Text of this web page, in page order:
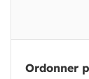
Ordonner